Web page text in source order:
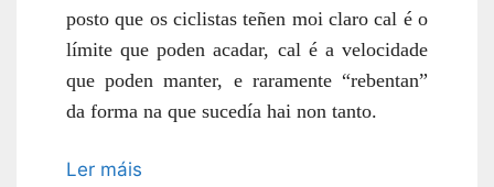
posto que os ciclistas teñen moi claro cal é o
límite que poden acadar, cal é a velocidade
que poden manter, e raramente “rebentan”
da forma na que sucedía hai non tanto.
Ler máis